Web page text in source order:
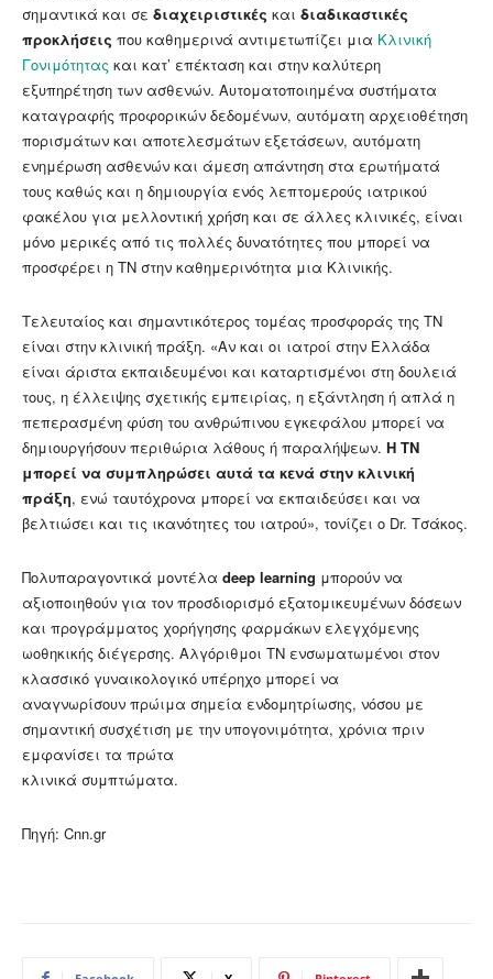
σημαντικά και σε διαχειριστικές και διαδικαστικές
προκλήσεις που καθημερινά αντιμετωπίζει μια Κλινική
Γονιμότητας και κατ’ επέκταση και στην καλύτερη
εξυπηρέτηση των ασθενών. Αυτοματοποιημένα συστήματα
καταγραφής προφορικών δεδομένων, αυτόματη αρχειοθέτηση
πορισμάτων και αποτελεσμάτων εξετάσεων, αυτόματη
ενημέρωση ασθενών και άμεση απάντηση στα ερωτήματά
τους καθώς και η δημιουργία ενός λεπτομερούς ιατρικού
φακέλου για μελλοντική χρήση και σε άλλες κλινικές, είναι
μόνο μερικές από τις πολλές δυνατότητες που μπορεί να
προσφέρει η ΤΝ στην καθημερινότητα μια Κλινικής.
Τελευταίος και σημαντικότερος τομέας προσφοράς της ΤΝ
είναι στην κλινική πράξη. «Αν και οι ιατροί στην Ελλάδα
είναι άριστα εκπαιδευμένοι και καταρτισμένοι στη δουλειά
τους, η έλλειψης σχετικής εμπειρίας, η εξάντληση ή απλά η
πεπερασμένη φύση του ανθρώπινου εγκεφάλου μπορεί να
δημιουργήσουν περιθώρια λάθους ή παραλήψεων. Η ΤΝ
μπορεί να συμπληρώσει αυτά τα κενά στην κλινική
πράξη, ενώ ταυτόχρονα μπορεί να εκπαιδεύσει και να
βελτιώσει και τις ικανότητες του ιατρού», τονίζει ο Dr. Τσάκος.
Πολυπαραγοντικά μοντέλα deep learning μπορούν να
αξιοποιηθούν για τον προσδιορισμό εξατομικευμένων δόσεων
και προγράμματος χορήγησης φαρμάκων ελεγχόμενης
ωοθηκικής διέγερσης. Αλγόριθμοι ΤΝ ενσωματωμένοι στον
κλασσικό γυναικολογικό υπέρηχο μπορεί να
αναγνωρίσουν πρώιμα σημεία ενδομητρίωσης, νόσου με
σημαντική συσχέτιση με την υπογονιμότητα, χρόνια πριν
εμφανίσει τα πρώτα
κλινικά συμπτώματα.
Πηγή: Cnn.gr